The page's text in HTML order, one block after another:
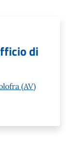
di
(AV)